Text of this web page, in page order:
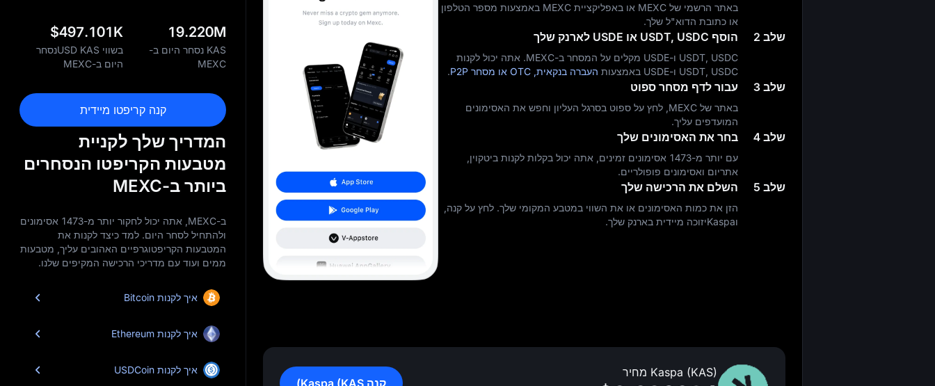
באתר הרשמי של MEXC או באפליקציית MEXC באמצעות מספר הטלפון
או כתובת הדוא"ל שלך.
שלב 2 הוסף USDT, USDC או USDE לארנק שלך
USDT, USDC ו-USDE מקלים על המסחר ב-MEXC. אתה יכול לקנות
USDT, USDC ו-USDE באמצעות
העברה בנקאית, OTC או מסחר P2P .
שלב 3 עבור לדף מסחר ספוט
באתר של MEXC, לחץ על ספוט בסרגל העליון וחפש את האסימונים
המועדפים עליך.
שלב 4 בחר את האסימונים שלך
עם יותר מ-1473 אסימונים זמינים, אתה יכול בקלות לקנות ביטקוין,
אתריום ואסימונים פופולריים.
שלב 5 השלם את הרכישה שלך
הזן את כמות האסימונים או את השווי במטבע המקומי שלך. לחץ על קנה,
וKaspaיזוכה מיידית בארנק שלך.
Kaspa (KAS) מחיר
קנה Kaspa (KAS)
19.220M
KAS נסחר היום ב-
MEXC
$497.101K
בשווי USD KASנסחר
היום ב-MEXC
קנה קריפטו מיידית
המדריך שלך לקניית
מטבעות הקריפטו הנסחרים
ביותר ב-MEXC
ב-MEXC, אתה יכול לחקור יותר מ-1473 אסימונים
ולהתחיל לסחר היום. למד כיצד לקנות את
המטבעות הקריפטוגרפיים האהובים עליך, מטבעות
ממים ועוד עם מדריכי הרכישה המקיפים שלנו.
איך לקנות Bitcoin
איך לקנות Ethereum
איך לקנות USDCoin